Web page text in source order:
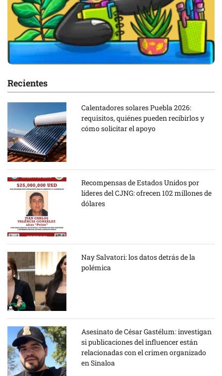
Recientes
Calentadores solares Puebla 2026:
requisitos, quiénes pueden recibirlos y
cómo solicitar el apoyo
Recompensas de Estados Unidos por
líderes del CJNG: ofrecen 102 millones de
dólares
Nay Salvatori: los datos detrás de la
polémica
Asesinato de César Gastélum: investigan
si publicaciones del influencer están
relacionadas con el crimen organizado
en Sinaloa